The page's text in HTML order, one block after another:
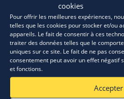
cookies
Pour offrir les meilleures expériences,
telles que les cookies pour stocker et/ou
appareils. Le fait de consentir à ces
traiter des données telles que le
uniques sur ce site. Le fait de ne pas
consentement peut avoir un effet négatif
et fonctions.
Accepter